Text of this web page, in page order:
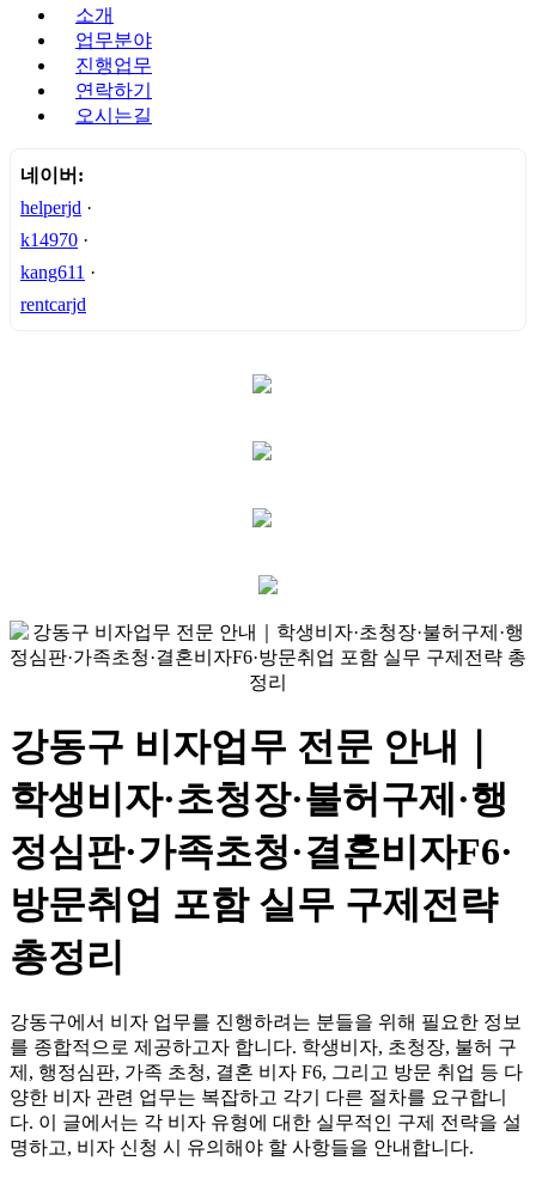
소개
업무분야
진행업무
연락하기
오시는길
네이버:
helperjd ·
k14970 ·
kang611 ·
rentcarjd
강동구 비자업무 전문 안내｜
학생비자·초청장·불허구제·행
정심판·가족초청·결혼비자F6·
방문취업 포함 실무 구제전략
총정리
강동구에서 비자 업무를 진행하려는 분들을 위해 필요한 정보
를 종합적으로 제공하고자 합니다. 학생비자, 초청장, 불허 구
제, 행정심판, 가족 초청, 결혼 비자 F6, 그리고 방문 취업 등 다
양한 비자 관련 업무는 복잡하고 각기 다른 절차를 요구합니
다. 이 글에서는 각 비자 유형에 대한 실무적인 구제 전략을 설
명하고, 비자 신청 시 유의해야 할 사항들을 안내합니다.